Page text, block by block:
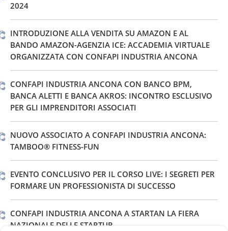
2024
INTRODUZIONE ALLA VENDITA SU AMAZON E AL
BANDO AMAZON-AGENZIA ICE: ACCADEMIA VIRTUALE
ORGANIZZATA CON CONFAPI INDUSTRIA ANCONA
CONFAPI INDUSTRIA ANCONA CON BANCO BPM,
BANCA ALETTI E BANCA AKROS: INCONTRO ESCLUSIVO
PER GLI IMPRENDITORI ASSOCIATI
NUOVO ASSOCIATO A CONFAPI INDUSTRIA ANCONA:
TAMBOO® FITNESS-FUN
EVENTO CONCLUSIVO PER IL CORSO LIVE: I SEGRETI PER
FORMARE UN PROFESSIONISTA DI SUCCESSO
CONFAPI INDUSTRIA ANCONA A STARTAN LA FIERA
NAZIONALE DELLE STARTUP